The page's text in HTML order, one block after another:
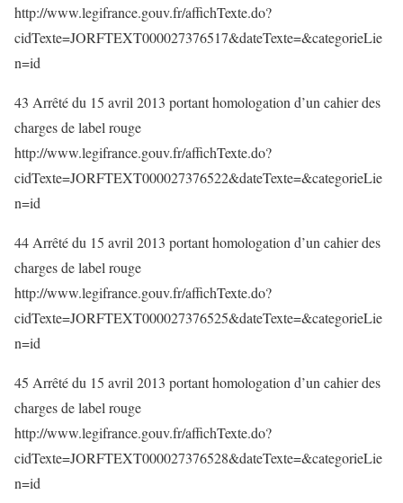
http://www.legifrance.gouv.fr/affichTexte.do?
cidTexte=JORFTEXT000027376517&dateTexte=&categorieLie
n=id
43 Arrêté du 15 avril 2013 portant homologation d’un cahier des
charges de label rouge
http://www.legifrance.gouv.fr/affichTexte.do?
cidTexte=JORFTEXT000027376522&dateTexte=&categorieLie
n=id
44 Arrêté du 15 avril 2013 portant homologation d’un cahier des
charges de label rouge
http://www.legifrance.gouv.fr/affichTexte.do?
cidTexte=JORFTEXT000027376525&dateTexte=&categorieLie
n=id
45 Arrêté du 15 avril 2013 portant homologation d’un cahier des
charges de label rouge
http://www.legifrance.gouv.fr/affichTexte.do?
cidTexte=JORFTEXT000027376528&dateTexte=&categorieLie
n=id